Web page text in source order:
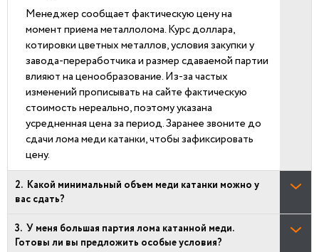
Менеджер сообщает фактическую цену на
момент приема металлолома. Курс доллара,
котировки цветных металлов, условия закупки у
завода-переработчика и размер сдаваемой партии
влияют на ценообразование. Из-за частых
изменений прописывать на сайте фактическую
стоимость нереально, поэтому указана
усредненная цена за период. Заранее звоните до
сдачи лома меди катанки, чтобы зафиксировать
цену.
Какой минимальный объем меди катанки можно у
вас сдать?
У меня большая партия лома катанной меди.
Готовы ли вы предложить особые условия?